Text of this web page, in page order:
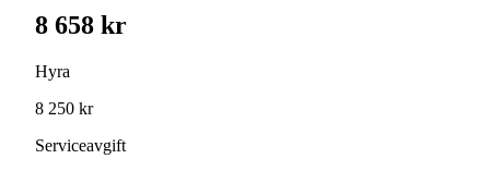
8 658 kr
Hyra
8 250 kr
Serviceavgift